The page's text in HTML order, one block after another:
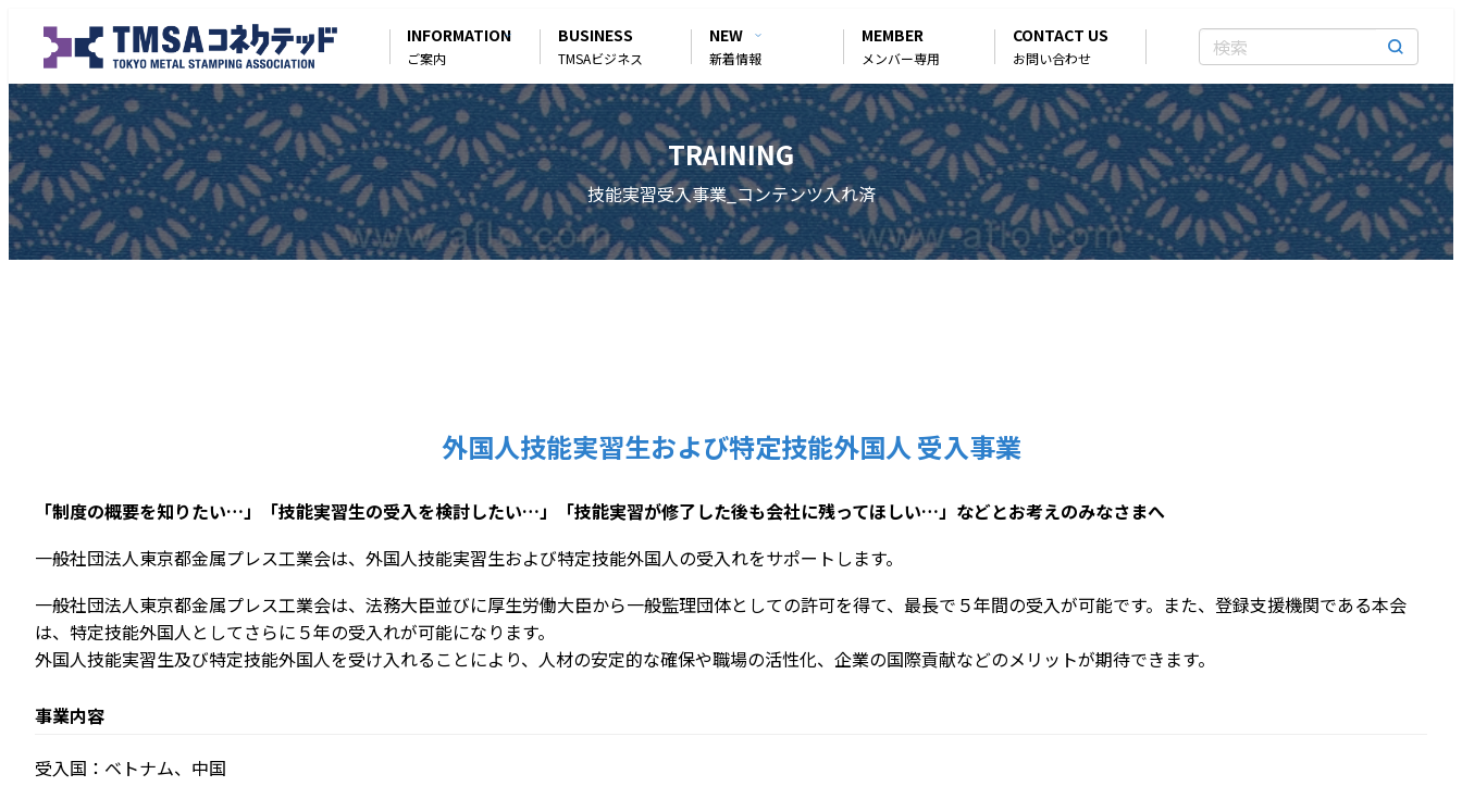
INFORMATION
ご案内
BUSINESS
TMSAビジネス
NEW
新着情報
MEMBER
メンバー専用
CONTACT US
お問い合わせ
TRAINING
技能実習受入事業_コンテンツ入れ済
外国人技能実習生および特定技能外国人受入事業
「制度の概要を知りたい…」「技能実習生の受入を検討したい…」「技能実習が修了した後も会社に残ってほしい…」などとお考えのみなさまへ
一般社団法人東京都金属プレス工業会は、外国人技能実習生および特定技能外国人の受入れをサポートします。
一般社団法人東京都金属プレス工業会は、法務大臣並びに厚生労働大臣から一般監理団体としての許可を得て、最長で５年間の受入が可能です。また、登録支援機関である本会
は、特定技能外国人としてさらに５年の受入れが可能になります。
外国人技能実習生及び特定技能外国人を受け入れることにより、人材の安定的な確保や職場の活性化、企業の国際貢献などのメリットが期待できます。
事業内容
受入国：ベトナム、中国